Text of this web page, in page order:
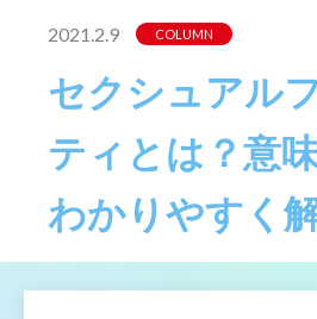
2021.2.9 COLUMN
セクシュアル
ティとは？意
わかりやすく解